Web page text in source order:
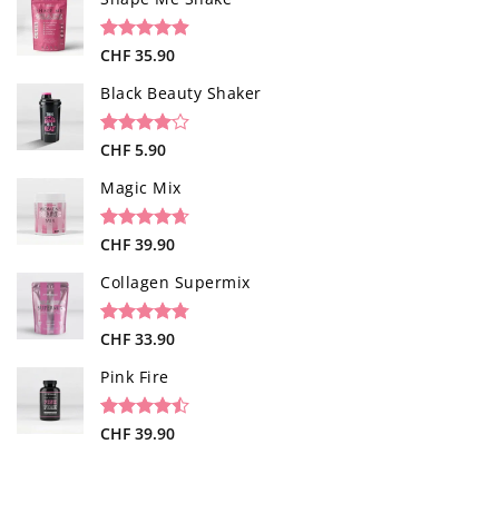
basierend
auf
Kundenbewertungen
Bewertet
von 5,
auf
40
Kundenbewertungen
CHF 35.90
Black Beauty Shaker
Bewertet
von 5,
basierend
auf
1
Kundenbewertung
CHF 5.90
Magic Mix
Bewertet
von 5,
basierend
auf
34
Kundenbewertungen
CHF 39.90
Collagen Supermix
Bewertet
von 5,
auf
26
Kundenbewertungen
CHF 33.90
Pink Fire
Bewertet
19
CHF 39.90